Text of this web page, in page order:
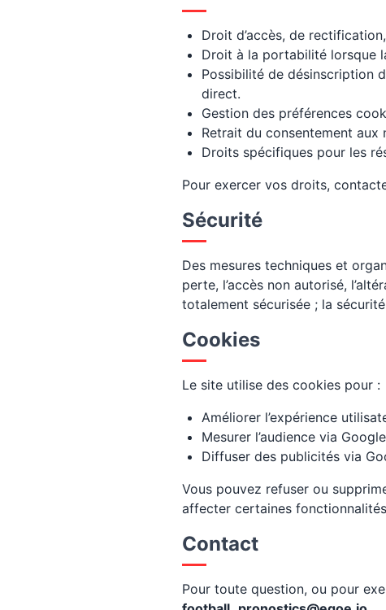
Droit d’accès, de
Droit à la portabilité lorsque
Possibilité de désinscription
direct.
Gestion des préférences
Retrait du consentement aux
Droits spécifiques pour les
Pour exercer vos droits,
Sécurité
Des mesures techniques et
perte, l’accès non autorisé,
totalement sécurisée ; la
Cookies
Le site utilise des cookies pour :
Améliorer l’expérience
Mesurer l’audience via
Diffuser des publicités via
Vous pouvez refuser ou
affecter certaines
Contact
Pour toute question, ou pour